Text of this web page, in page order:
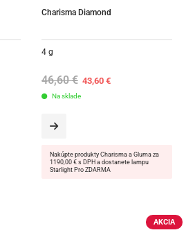
Charisma Diamond
4 g
46,60€ Original
price
43,60€Current
Na sklade
Nakúpte produkty Charisma a Gluma za
1190,00 € s DPH a dostanete lampu
Starlight Pro ZDARMA
AKCIA